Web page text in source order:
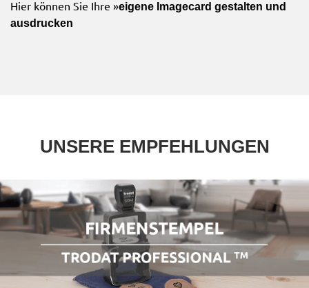
Hier können Sie Ihre »eigene Imagecard gestalten und
ausdrucken
UNSERE EMPFEHLUNGEN